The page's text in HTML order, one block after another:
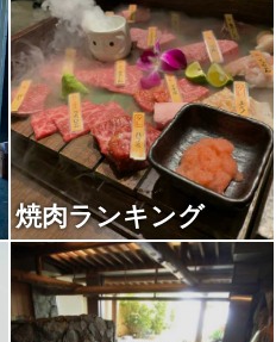
焼肉ランキング